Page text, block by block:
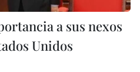
a sus nexos
Unidos